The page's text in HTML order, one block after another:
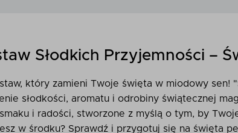
Słodkich Przyjemności –
który zamieni Twoje święta w miodowy sen!
słodkości, aromatu i odrobiny świątecznej
i radości, stworzone z myślą o tym, by
w środku? Sprawdź i przygotuj się na święta